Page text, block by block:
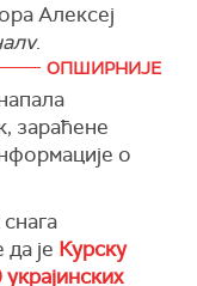
је да су
обориле пет
те
Алексеј
.
локална
центра
преноси
ОПШИРНИЈЕ
зараћене
о
је Курску